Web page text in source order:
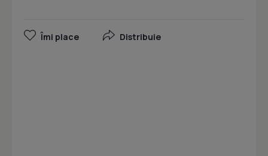
Îmi place Distribuie